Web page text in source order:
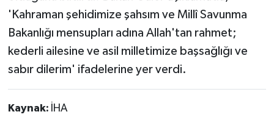
'Kahraman şehidimize şahsım ve Millî Savunma
Bakanlığı mensupları adına Allah'tan rahmet;
kederli ailesine ve asil milletimize başsağlığı ve
sabır dilerim' ifadelerine yer verdi.
Kaynak: İHA